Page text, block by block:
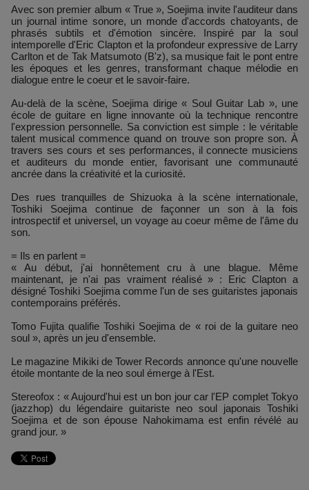
Avec son premier album « True », Soejima invite l'auditeur dans
un journal intime sonore, un monde d'accords chatoyants, de
phrasés subtils et d'émotion sincère. Inspiré par la soul
intemporelle d'Eric Clapton et la profondeur expressive de Larry
Carlton et de Tak Matsumoto (B'z), sa musique fait le pont entre
les époques et les genres, transformant chaque mélodie en
dialogue entre le coeur et le savoir-faire.
Au-delà de la scène, Soejima dirige « Soul Guitar Lab », une
école de guitare en ligne innovante où la technique rencontre
l'expression personnelle. Sa conviction est simple : le véritable
talent musical commence quand on trouve son propre son. À
travers ses cours et ses performances, il connecte musiciens
et auditeurs du monde entier, favorisant une communauté
ancrée dans la créativité et la curiosité.
Des rues tranquilles de Shizuoka à la scène internationale,
Toshiki Soejima continue de façonner un son à la fois
introspectif et universel, un voyage au coeur même de l'âme du
son.
= Ils en parlent =
« Au début, j'ai honnêtement cru à une blague. Même
maintenant, je n'ai pas vraiment réalisé » : Eric Clapton a
désigné Toshiki Soejima comme l'un de ses guitaristes japonais
contemporains préférés.
Tomo Fujita qualifie Toshiki Soejima de « roi de la guitare neo
soul », après un jeu d'ensemble.
Le magazine Mikiki de Tower Records annonce qu'une nouvelle
étoile montante de la neo soul émerge à l'Est.
Stereofox : « Aujourd'hui est un bon jour car l'EP complet Tokyo
(jazzhop) du légendaire guitariste neo soul japonais Toshiki
Soejima et de son épouse Nahokimama est enfin révélé au
grand jour. »